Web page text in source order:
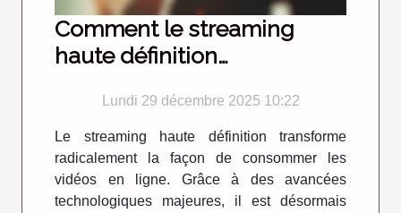
Comment le streaming
haute définition
visionnage de vidéos en
ligne ?
Lundi 29 décembre 2025 10:22
Le streaming haute définition transforme
radicalement la façon de consommer les
vidéos en ligne. Grâce à des avancées
technologiques majeures, il est désormais